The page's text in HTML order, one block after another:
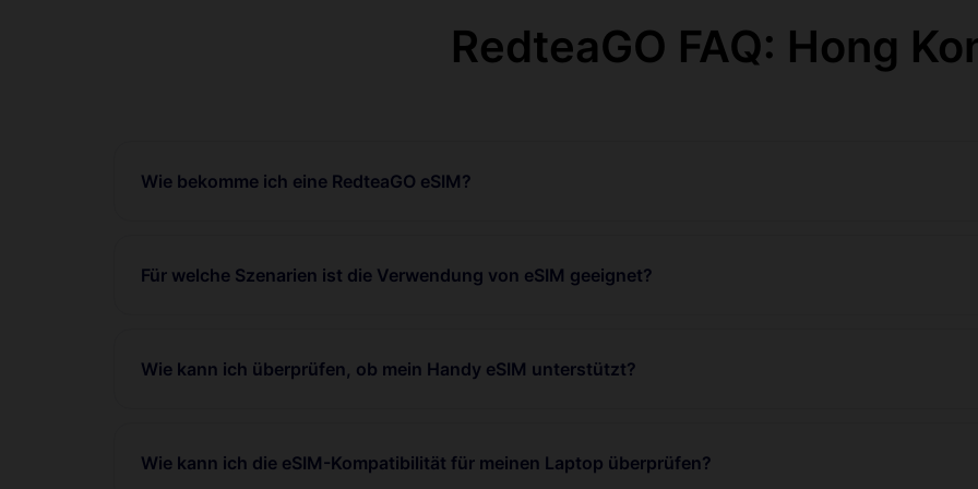
RedteaGO FAQ: Hong
Wie bekomme ich eine RedteaGO eSIM?
Für welche Szenarien ist die Verwendung von eSIM geeignet?
Wie kann ich überprüfen, ob mein Handy eSIM unterstützt?
Wie kann ich die eSIM-Kompatibilität für meinen Laptop überprüfen?